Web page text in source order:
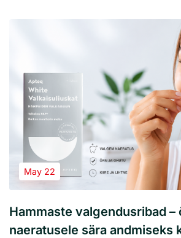
May 22
Hammaste valgendusribad –
naeratusele sära andmiseks